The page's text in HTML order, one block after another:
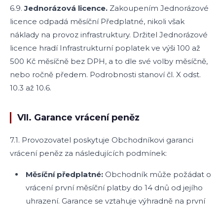
6.9.Jednorázová licence. Zakoupením Jednorázové
licence odpadá měsíční Předplatné, nikoli však
náklady na provoz infrastruktury. Držitel Jednorázové
licence hradí Infrastrukturní poplatek ve výši 100 až
500 Kč měsíčně bez DPH, a to dle své volby měsíčně,
nebo ročně předem. Podrobnosti stanoví čl. X odst.
10.3 až 10.6.
VII. Garance vrácení peněz
7.1. Provozovatel poskytuje Obchodníkovi garanci
vrácení peněz za následujících podmínek:
Měsíční předplatné: Obchodník může požádat o
vrácení první měsíční platby do 14 dnů od jejího
uhrazení. Garance se vztahuje výhradně na první